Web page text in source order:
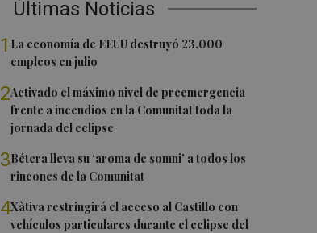
Últimas Noticias
1 La economía de EEUU destruyó 23.000
empleos en julio
2Activado el máximo nivel de preemergencia
frente a incendios en la Comunitat toda la
jornada del eclipse
3Bétera lleva su ‘aroma de somni’ a todos los
rincones de la Comunitat
4Xàtiva restringirá el acceso al Castillo con
vehículos particulares durante el eclipse del